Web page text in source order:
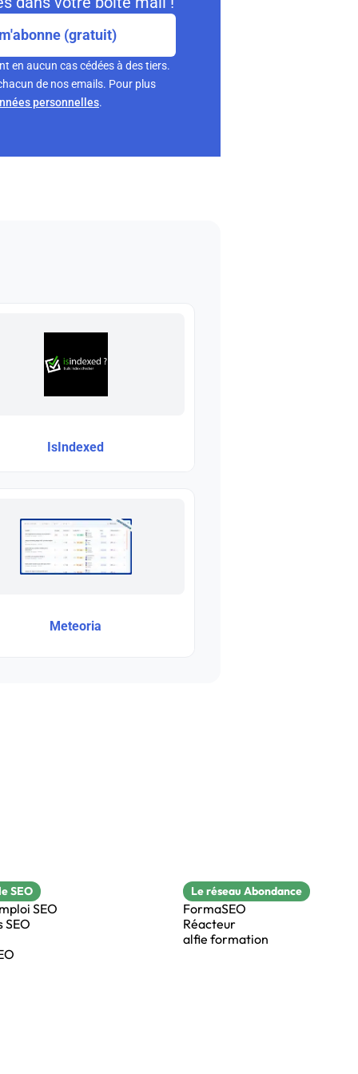
(gratuit)
en aucun cas cédées à des tiers.
de nos emails. Pour plus
personnelles.
IsIndexed
Meteoria
SEO
SEO
SEO
Le réseau Abondance
FormaSEO
Réacteur
alfie formation